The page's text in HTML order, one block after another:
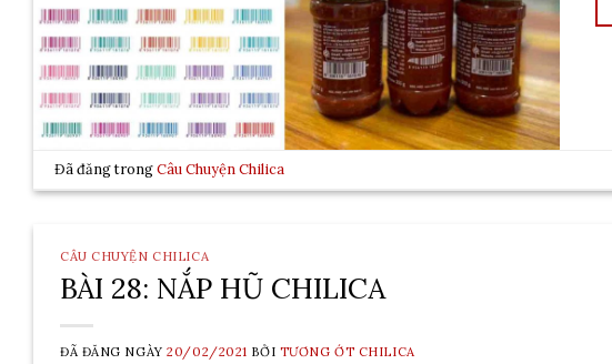
Đã đăng trongCâu Chuyện Chilica
CÂU CHUYỆN CHILICA
BÀI 28: NẮP HŨ CHILICA
ĐÃ ĐĂNG NGÀY20/02/2021 BỞI TƯƠNG ỚT CHILICA